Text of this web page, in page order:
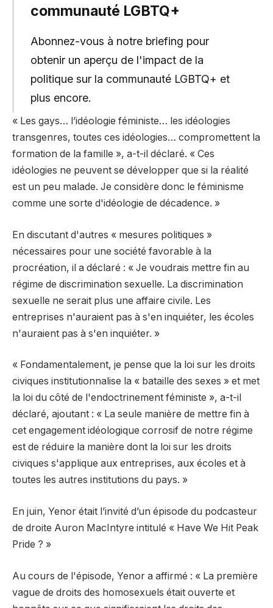
communauté LGBTQ+
Abonnez-vous à notre briefing pour
obtenir un aperçu de l'impact de la
politique sur la communauté LGBTQ+ et
plus encore.
« Les gays… l’idéologie féministe… les idéologies
transgenres, toutes ces idéologies… compromettent la
formation de la famille », a-t-il déclaré. « Ces
idéologies ne peuvent se développer que si la réalité
est un peu malade. Je considère donc le féminisme
comme une sorte d'idéologie de décadence. »
En discutant d'autres « mesures politiques »
nécessaires pour une société favorable à la
procréation, il a déclaré : « Je voudrais mettre fin au
régime de discrimination sexuelle. La discrimination
sexuelle ne serait plus une affaire civile. Les
entreprises n'auraient pas à s'en inquiéter, les écoles
n'auraient pas à s'en inquiéter. »
« Fondamentalement, je pense que la loi sur les droits
civiques institutionnalise la « bataille des sexes » et met
la loi du côté de l'endoctrinement féministe », a-t-il
déclaré, ajoutant : « La seule manière de mettre fin à
cet engagement idéologique corrosif de notre régime
est de réduire la manière dont la loi sur les droits
civiques s'applique aux entreprises, aux écoles et à
toutes les autres institutions du pays. »
En juin, Yenor était l’invité d’un épisode du podcasteur
de droite Auron MacIntyre intitulé « Have We Hit Peak
Pride ? »
Au cours de l'épisode, Yenor a affirmé : « La première
vague de droits des homosexuels était ouverte et